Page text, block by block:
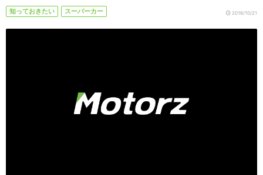
知っておきたい スーパーカー 2016/10/21